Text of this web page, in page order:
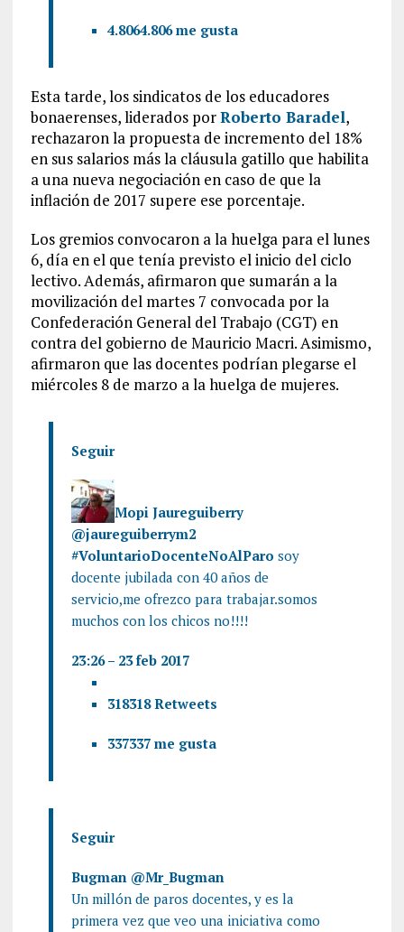
4.8064.806 me gusta
Esta tarde, los sindicatos de los educadores
bonaerenses, liderados porRoberto Baradel,
rechazaron la propuesta de incremento del 18%
en sus salarios más la cláusula gatillo que habilita
a una nueva negociación en caso de que la
inflación de 2017 supere ese porcentaje.
Los gremios convocaron a la huelga para el lunes
6, día en el que tenía previsto el inicio del ciclo
lectivo. Además, afirmaron que sumarán a la
movilización del martes 7 convocada por la
Confederación General del Trabajo (CGT) en
contra del gobierno de Mauricio Macri. Asimismo,
afirmaron que las docentes podrían plegarse el
miércoles 8 de marzo a la huelga de mujeres.
Seguir
Mopi Jaureguiberry
@jaureguiberrym2
#VoluntarioDocenteNoAlParo soy
docente jubilada con 40 años de
servicio,me ofrezco para trabajar.somos
muchos con los chicos no!!!!
23:26 – 23 feb 2017
318318 Retweets
337337 me gusta
Seguir
Bugman @Mr_Bugman
Un millón de paros docentes, y es la
primera vez que veo una iniciativa como